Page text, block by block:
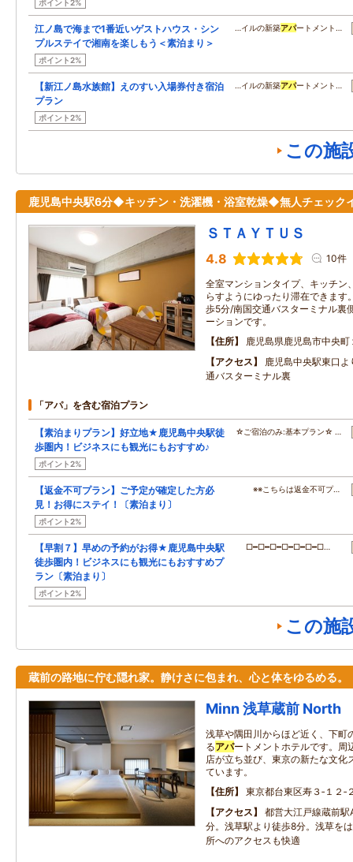
ポイント2%
江ノ島で海まで1番近いゲストハウス・シン
プルステイで湘南を楽しもう＜素泊まり＞
ポイント2%
…イルの新築アパートメント…
【新江ノ島水族館】えのすい入場券付き宿泊
プラン
ポイント2%
…イルの新築アパートメント…
この施
鹿児島中央駅6分◆キッチン・洗濯機・浴室乾燥◆無人チェック
ＳＴＡＹＴＵＳ
4.8 10件
全室マンションタイプ、キッチン
らすようにゆったり滞在できます
歩5分/南国交通バスターミナル裏
ーションです。
住所
鹿児島県鹿児島市中央町
アクセス
鹿児島中央駅東口
通バスターミナル裏
「アパ」を含む宿泊プラン
【素泊まりプラン】好立地★鹿児島中央駅徒
歩圏内！ビジネスにも観光にもおすすめ♪
ポイント2%
☆ご宿泊のみ:基本プラン☆ …
【返金不可プラン】ご予定が確定した方必
見！お得にステイ！〔素泊まり〕
ポイント2%
※※こちらは返金不可プ…
【早割７】早めの予約がお得★鹿児島中央駅
徒歩圏内！ビジネスにも観光にもおすすめプ
ラン〔素泊まり〕
ポイント2%
□━□━□━□━□━□━□…
この施
蔵前の路地に佇む隠れ家。静けさに包まれ、心と体をゆるめる。
Minn 浅草蔵前 North
浅草や隅田川からほど近く、下町
るアパートメントホテルです。周
店が立ち並び、東京の新たな文化
ています。
住所
東京都台東区寿３‐１２‐
アクセス
都営大江戸線蔵前
分。浅草駅より徒歩8分。浅草を
所へのアクセスも快適